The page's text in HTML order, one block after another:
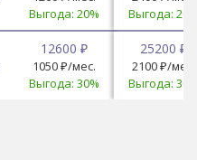
Выгода: 20%
Выгода:
12600 ₽
1050 ₽/мес.
Выгода: 30%
25200 ₽
2100 ₽/мес.
Выгода: